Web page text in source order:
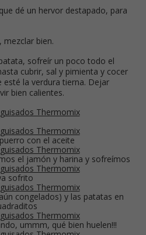
dé un hervor destapado, para
bien.
sofreír un poco todo el
cubrir, sal y pimienta y cocer
la verdura tierna. Dejar
bien calientes.
con el aceite
el jamón y harina y sofreímos
sofrito
congelados) y las patatas en
ummm, qué bien huelen!!!